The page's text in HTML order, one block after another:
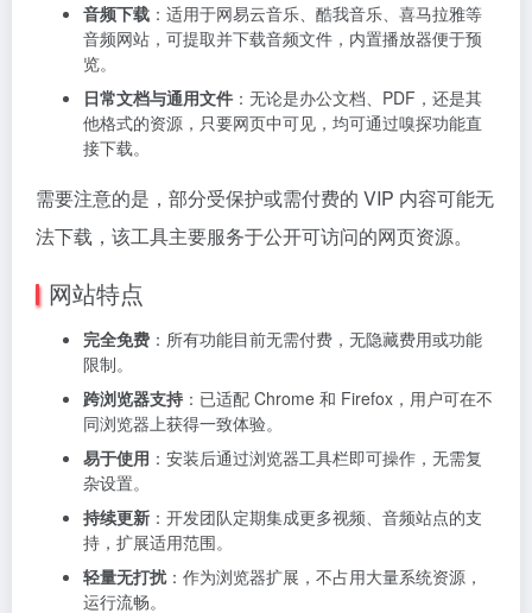
音频下载 ：适用于网易云音乐、酷我音乐、喜马拉雅等
音频网站，可提取并下载音频文件，内置播放器便于预
览。
日常文档与通用文件 ：无论是办公文档、PDF，还是其
他格式的资源，只要网页中可见，均可通过嗅探功能直
接下载。
需要注意的是，部分受保护或需付费的 VIP 内容可能无
法下载，该工具主要服务于公开可访问的网页资源。
网站特点
完全免费 ：所有功能目前无需付费，无隐藏费用或功能
限制。
跨浏览器支持 ：已适配 Chrome 和 Firefox，用户可在不
同浏览器上获得一致体验。
易于使用 ：安装后通过浏览器工具栏即可操作，无需复
杂设置。
持续更新 ：开发团队定期集成更多视频、音频站点的支
持，扩展适用范围。
轻量无打扰：作为浏览器扩展，不占用大量系统资源，
运行流畅。